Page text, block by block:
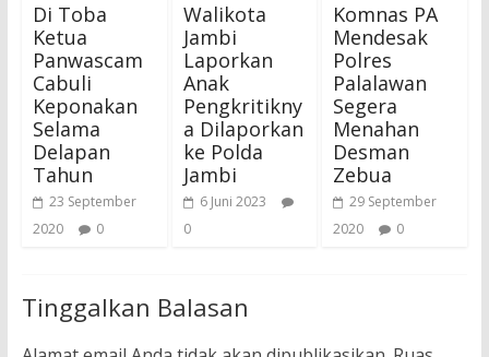
Di Toba
Ketua
Panwascam
Cabuli
Keponakan
Selama
Delapan
Tahun
23 September
2020
0
Walikota
Jambi
Laporkan
Anak
Pengkritikny
a Dilaporkan
ke Polda
Jambi
6 Juni 2023
0
Komnas PA
Mendesak
Polres
Palalawan
Segera
Menahan
Desman
Zebua
29 September
2020
0
Tinggalkan Balasan